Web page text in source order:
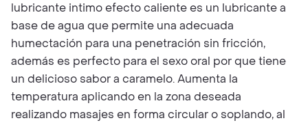
lubricante intimo efecto caliente es un lubricante a
base de agua que permite una adecuada
humectación para una penetración sin fricción,
además es perfecto para el sexo oral por que tiene
un delicioso sabor a caramelo. Aumenta la
temperatura aplicando en la zona deseada
realizando masajes en forma circular o soplando, al